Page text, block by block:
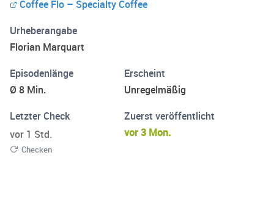
Reise.
Coffee Flo – Specialty Coffee
Urheberangabe
Florian Marquart
Episodenlänge
Ø 8 Min.
Erscheint
Unregelmäßig
Letzter Check
vor 1 Std.
Checken
Zuerst veröffentlicht
vor 3 Mon.